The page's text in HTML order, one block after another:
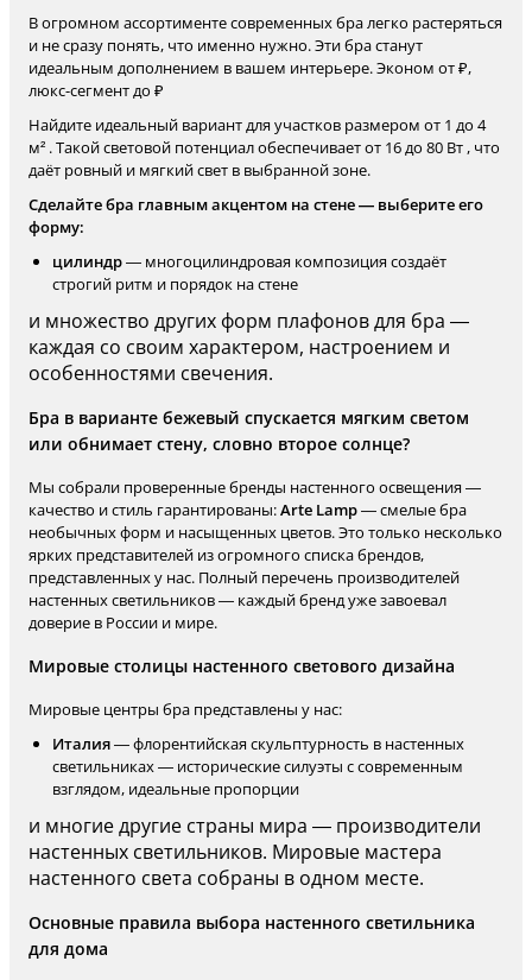
В огромном ассортименте современных бра легко растеряться
и не сразу понять, что именно нужно. Эти бра станут
идеальным дополнением в вашем интерьере. Эконом от ₽,
люкс-сегмент до ₽
Найдите идеальный вариант для участков размером от 1 до 4
м² . Такой световой потенциал обеспечивает от 16 до 80 Вт , что
даёт ровный и мягкий свет в выбранной зоне.
Сделайте бра главным акцентом на стене — выберите его
форму:
цилиндр— многоцилиндровая композиция создаёт
строгий ритм и порядок на стене
и множество других форм плафонов для бра —
каждая со своим характером, настроением и
особенностями свечения.
Бра в варианте бежевый спускается мягким светом
или обнимает стену, словно второе солнце?
Мы собрали проверенные бренды настенного освещения —
качество и стиль гарантированы:Arte Lamp— смелые бра
необычных форм и насыщенных цветов. Это только несколько
ярких представителей из огромного списка брендов,
представленных у нас. Полный перечень производителей
настенных светильников — каждый бренд уже завоевал
доверие в России и мире.
Мировые столицы настенного светового дизайна
Мировые центры бра представлены у нас:
Италия— флорентийская скульптурность в настенных
светильниках — исторические силуэты с современным
взглядом, идеальные пропорции
и многие другие страны мира — производители
настенных светильников. Мировые мастера
настенного света собраны в одном месте.
Основные правила выбора настенного светильника
для дома